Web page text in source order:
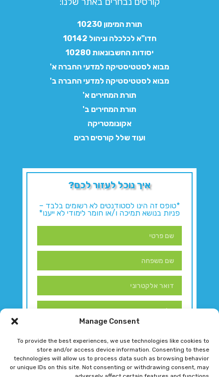
Manage Consent
To provide the best experiences, we use technologies like cookies to
store and/or access device information. Consenting to these
technologies will allow us to process data such as browsing behavior
or unique IDs on this site. Not consenting or withdrawing consent, may
תורת המימון 10230
חדו"א לכלכלה וניהול 10142
יסודות החשבונאות 10280
מבוא לסטטיסטיקה למדעי החברה א'
מבוא לסטטיסטיקה למדעי החברה ב'
תורת המחירים א'
תורת המחירים ב'
אקונומטריקה
ועוד שלל קורסים רבים
איך נוכל לעזור לכם?
*טופס זה הינו לסטודנטים לא רשומים בלבד –
פניות בנושא תמיכה ו/או חומר לימודי לא ייענו*